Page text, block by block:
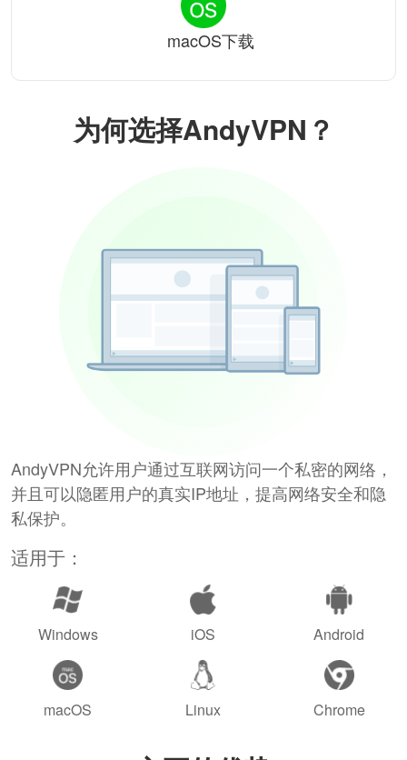
为何选择AndyVPN？
AndyVPN允许用户通过互联网访问一个私密的网络，
并且可以隐匿用户的真实IP地址，提高网络安全和隐
私保护。
适用于：
Windows iOS Android
macOS Linux Chrome
macOS下载